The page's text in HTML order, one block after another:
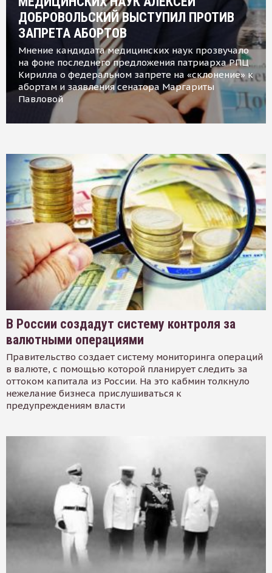
ДОБРОВОЛЬСКИЙ ВЫСТУПИЛ ПРОТИВ
ЗАПРЕТА АБОРТОВ
Мнение кандидата медицинских наук прозвучало
на фоне последнего предложения патриарха РПЦ
Кирилла о федеральном запрете на «склонение» к
абортам и заявления сенатора Маргариты
Павловой
В России создадут систему контроля за
валютными операциями
Правительство создает систему мониторинга операций
в валюте, с помощью которой планирует следить за
оттоком капитала из России. На это кабмин толкнуло
нежелание бизнеса прислушиваться к
предупреждениям власти